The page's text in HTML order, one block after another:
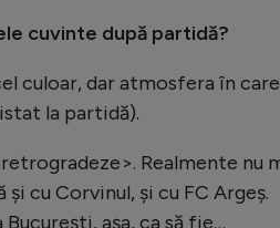
cuvinte după partidă?
culoar, dar atmosfera în
la partidă).
Realmente nu
cu Corvinul, și cu FC Argeș.
așa, ca să fie…